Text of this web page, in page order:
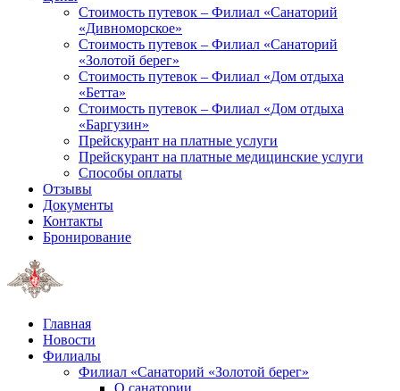
Стоимость путевок – Филиал «Санаторий
«Дивноморское»
Стоимость путевок – Филиал «Санаторий
«Золотой берег»
Стоимость путевок – Филиал «Дом отдыха
«Бетта»
Стоимость путевок – Филиал «Дом отдыха
«Баргузин»
Прейскурант на платные услуги
Прейскурант на платные медицинские услуги
Способы оплаты
Отзывы
Документы
Контакты
Бронирование
Главная
Новости
Филиалы
Филиал «Санаторий «Золотой берег»
О санатории